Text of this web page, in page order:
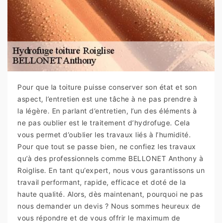
Pour que la toiture puisse conserver son état et son
aspect, l’entretien est une tâche à ne pas prendre à
la légère. En parlant d’entretien, l’un des éléments à
ne pas oublier est le traitement d’hydrofuge. Cela
vous permet d’oublier les travaux liés à l’humidité.
Pour que tout se passe bien, ne confiez les travaux
qu’à des professionnels comme BELLONET Anthony à
Roiglise. En tant qu’expert, nous vous garantissons un
travail performant, rapide, efficace et doté de la
haute qualité. Alors, dès maintenant, pourquoi ne pas
nous demander un devis ? Nous sommes heureux de
vous répondre et de vous offrir le maximum de